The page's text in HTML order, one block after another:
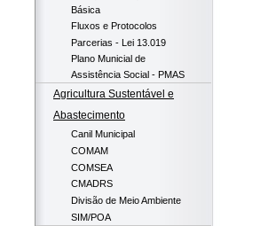
Básica
Fluxos e Protocolos
Parcerias - Lei 13.019
Plano Municial de
Assistência Social - PMAS
Agricultura Sustentável e
Abastecimento
Canil Municipal
COMAM
COMSEA
CMADRS
Divisão de Meio Ambiente
SIM/POA